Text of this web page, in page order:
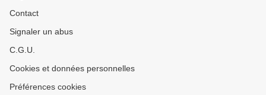
Contact
Signaler un abus
C.G.U.
Cookies et données personnelles
Préférences cookies